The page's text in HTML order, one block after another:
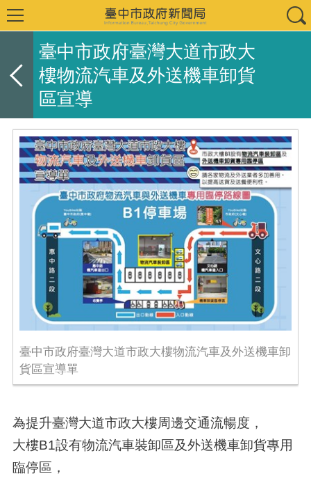
臺中市政府臺灣大道市政大
樓物流汽車及外送機車卸貨
區宣導
臺中市政府臺灣大道市政大樓物流汽車及外送機車卸
貨區宣導單
為提升臺灣大道市政大樓周邊交通流暢度，
大樓B1設有物流汽車裝卸區及外送機車卸貨專用
臨停區，